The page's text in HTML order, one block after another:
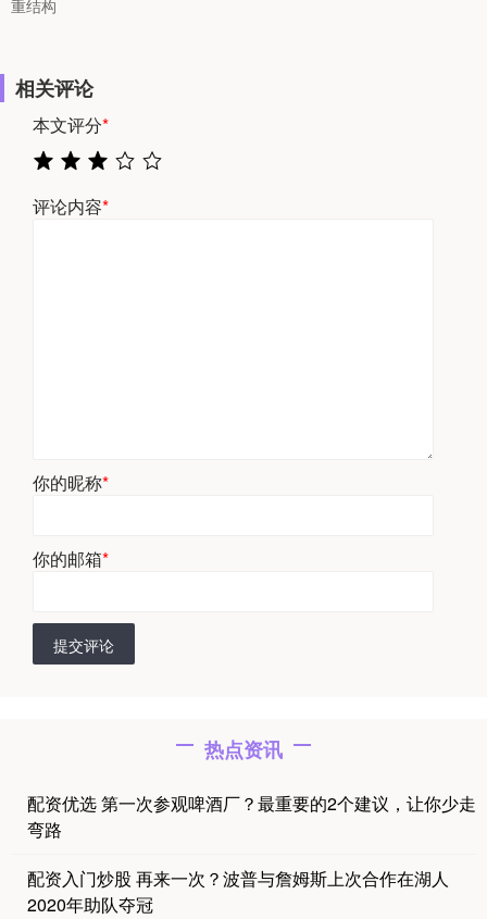
重结构
相关评论
本文评分*
评论内容*
你的昵称*
你的邮箱*
提交评论
热点资讯
配资优选 第一次参观啤酒厂？最重要的2个建议，让你少走
弯路
配资入门炒股 再来一次？波普与詹姆斯上次合作在湖人
2020年助队夺冠